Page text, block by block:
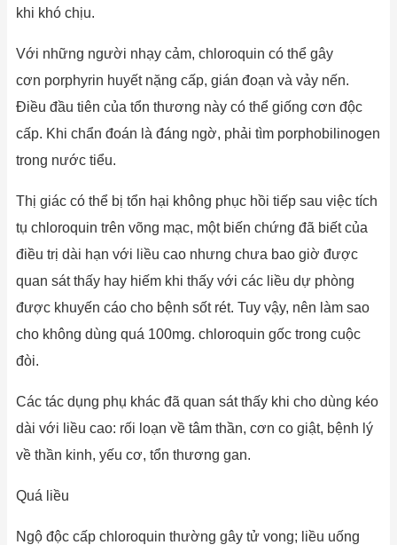
khi khó chịu.
Với những người nhạy cảm, chloroquin có thể gây
cơn porphyrin huyết nặng cấp, gián đoạn và vảy nến.
Điều đầu tiên của tổn thương này có thể giống cơn độc
cấp. Khi chẩn đoán là đáng ngờ, phải tìm porpho­bilinogen
trong nước tiểu.
Thị giác có thể bị tổn hại không phục hồi tiếp sau việc tích
tụ chloroquin trên võng mạc, một biến chứng đã biết của
điều trị dài hạn với liều cao nhưng chưa bao giờ được
quan sát thấy hay hiếm khi thấy với các liều dự phòng
được khuyến cáo cho bệnh sốt rét. Tuy vậy, nên làm sao
cho không dùng quá 100mg. chloroquin gốc trong cuộc
đòi.
Các tác dụng phụ khác đã quan sát thấy khi cho dùng kéo
dài với liều cao: rối loạn về tâm thần, cơn co giật, bệnh lý
về thần kinh, yếu cơ, tổn thương gan.
Quá liều
Ngộ độc cấp chloroquin thường gây tử vong; liều uống